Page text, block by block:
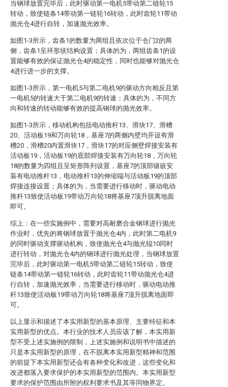
当钢球放置完毕后，此时驱动第一电机5带动第二链轮15
转动，致使链条14带动第一链轮16转动，此时齿轮11带动
抛光仓4进行自转，加速抛光效率。
如图1-3所示，齿条1的数量为两组且依次位于仓门2的两
侧，齿条1呈环形状结构设置；具体的为，两组齿条1的设
置能够有效的保证抛光仓4的稳定性，同时也能够对抛光仓
4进行进一步的支撑。
如图1-3所示，第一电机5与第二电机9的驱动方向相反且第
一电机5的转速大于第二电机9的转速；具体的为，不同方
向和转速的转动能够有效的提高钢球的抛光效率。
如图1-3所示，移动机构包括电动推杆13、滑块17、滑槽
20、活动板19和万向轮18，基座7的两侧内壁均开设有滑
槽20，滑槽20内置滑块17，滑块17的对应侧壁焊接安装有
活动板19，活动板19的底部焊接安装有万向轮18，万向轮
18的数量为四组且呈矩形阵列设置，基座7的顶部镶嵌安
装有电动推杆13，电动推杆13的伸缩端与活动板19的顶部
焊接连接设置；具体的为，当需要进行移动时，驱动电动
推杆13致使活动板19带动万向轮18将基座7顶升脱离地面
即可。
综上：在一些实施例中，需要对高耐磨合金钢球进行抛光
作业时，优先的将钢球放置于抛光仓4内，此时第二电机9
的同时驱动支撑驱动机构，致使抛光仓4与抛光辊10同时
进行转动，对抛光仓4内的钢球进行抛光处理，当钢球放置
完毕后，此时驱动第一电机5带动第二链轮15转动，致使
链条14带动第一链轮16转动，此时齿轮11带动抛光仓4进
行自转，加速抛光效率，当需要进行移动时，驱动电动推
杆13致使活动板19带动万向轮18将基座7顶升脱离地面即
可。
以上显示和描述了本实用新型的基本原理、主要特征和本
实用新型的优点。本行业的技术人员应该了解，本实用新
型不受上述实施例的限制，上述实施例和说明书中描述的
只是本实用新型的原理，在不脱离本实用新型精神和范围
的前提下本实用新型还会有各种变化和改进，这些变化和
改进都落入要求保护的本实用新型的范围内。本实用新型
要求的保护范围由所附的权利要求书及其等同物界定。